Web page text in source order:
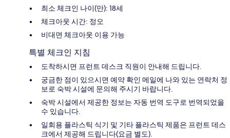
최소 체크인 나이(만): 18세
체크아웃 시간: 정오
비대면 체크아웃 이용 가능
특별 체크인 지침
도착하시면 프런트 데스크 직원이 안내해 드립니다.
궁금한 점이 있으시면 예약 확인 메일에 나와 있는 연락처 정
보로 숙박 시설에 문의해 주시기 바랍니다.
숙박 시설에서 제공한 정보는 자동 번역 도구로 번역되었을
수 있습니다.
일회용 플라스틱 식기 및 기타 플라스틱 제품은 프런트 데스
크에서 제공해 드립니다(요금 별도).